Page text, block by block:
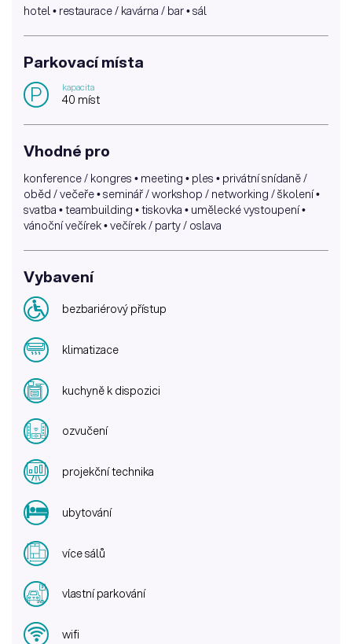
hotel • restaurace / kavárna / bar • sál
Parkovací místa
P kapacita
40 míst
Vhodné pro
konference / kongres • meeting • ples • privátní snídaně /
oběd / večeře • seminář / workshop / networking / školení •
svatba • teambuilding • tiskovka • umělecké vystoupení •
vánoční večírek • večírek / party / oslava
Vybavení
bezbariérový přístup
klimatizace
kuchyně k dispozici
ozvučení
projekční technika
ubytování
více sálů
vlastní parkování
wifi